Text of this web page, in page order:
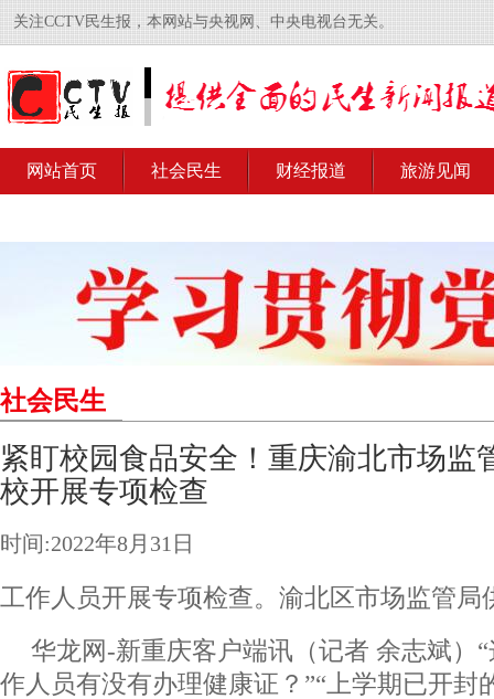
关注CCTV民生报，本网站与央视网、中央电视台无关。
网站首页 社会民生 财经报道 旅游见闻
社会民生
紧盯校园食品安全！重庆渝北市场监
校开展专项检查
时间:2022年8月31日
工作人员开展专项检查。渝北区市场监管局
华龙网-新重庆客户端讯（记者 余志斌）
作人员有没有办理健康证？”“上学期已开封